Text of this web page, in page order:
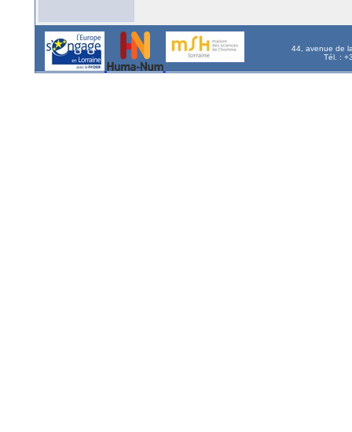
44, avenue de
Tél. :